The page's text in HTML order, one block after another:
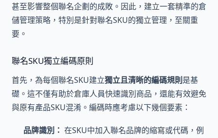
甚至影響整個聯名企劃的成敗。因此，建立一套精準的倉
儲管理策略，特別是針對聯名SKU的獨立管理，至關重
要。
聯名SKU獨立編碼原則
首先，為每個聯名SKU建立獨立且清晰的編碼規則 是基
礎。這不僅有助於倉庫人員快速識別商品，還能有效避免
與原有產品SKU混淆。編碼時應考慮以下幾個要素：
品牌識別： 在SKU中加入聯名品牌的縮寫或代碼，例